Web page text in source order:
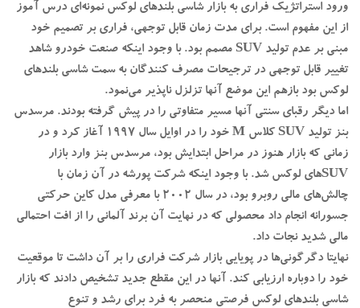
ورود استراتژیک فراری به بازار شاسی بلندهای لوکس نمونه‌ای درس آموز
از این مفهوم است. برای مدت زمان قابل توجهی، فراری بر تصمیم خود
مبنی بر عدم تولید SUV مصمم بود. با وجود اینکه صنعت خودرو شاهد
تغییر قابل توجهی در ترجیحات مصرف کنندگان به سمت شاسی بلندهای
لوکس بود بازهم این موضع آنها تزلزل ناپذیر می‌نمود.
اما دیگر رقبای سنتی آنها مسیر متفاوتی را در پیش گرفته بودند. مرسدس
بنز تولید SUV کلاس M خود را در اوایل سال 1997 آغاز کرد و در
زمانی که بازار هنوز در مراحل ابتدایش بود، مرسدس بنز وارد بازار
SUV‌های لوکس شد. با وجود اینکه شرکت پورشه در آن زمان با
چالش‌های مالی روبرو بود، در سال 2002 با معرفی مدل کاین حرکتی
جسورانه انجام داد محصولی که در نهایت آن برند آلمانی را از افت احتمالی
مالی شدید نجات داد.
نهایتا دگرگونی‌ها در پویایی بازار شرکت فراری را بر آن داشت تا موقعیت
خود را دوباره ارزیابی کند. آنها در این مقطع جدید تشخیص دادند که بازار
شاسی بلندهای لوکس فرصتی منحصر به فرد برای رشد و تنوع